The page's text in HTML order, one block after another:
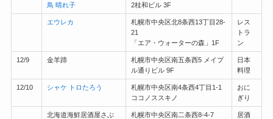
鳥 晴れ子
2桂和ビル 3F
エウレカ
札幌市中央区北8条西13丁目28-
21
「エア・ウォーターの森」1F
レス
トラ
ン
12/9 金羊蹄
札幌市中央区南五条西5 メイプ
ル通りビル 9F
日本
料理
12/10 シャケ トロたろう
札幌市中央区南4条西4丁目1-1
ココノススキノ
おに
ぎり
北海道海鮮居酒屋さぶ
札幌市中央区南二条西8-4-7
居酒